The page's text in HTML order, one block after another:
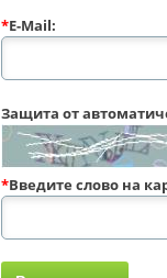
*E-Mail:
Защита от
*Введите слово на